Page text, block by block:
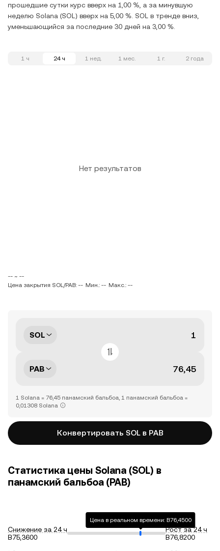
прошедшие сутки курс вверх на 1,00 %, а за минувшую
неделю Solana (SOL) вверх на 5,00 %. SOL в тренде вниз,
уменьшающийся за последние 30 дней на 3,00 %.
1 ч 24 ч 1 нед. 1 мес. 1 г. 2 года
Нет результатов
-- ~ --
Цена закрытия SOL/PAB: -- Мин.: -- Макс.: --
SOL
PAB
1 Solana = 76,45 панамский бальбоа, 1 панамский бальбоа =
0,01308 Solana
Конвертировать SOL в PAB
Статистика цены Solana (SOL) в
панамский бальбоа (PAB)
Снижение за 24 ч
B75,3600
Цена в реальном времени: B76,4500
Рост за 24 ч
B76,8200